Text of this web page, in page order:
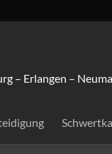
– Erlangen –